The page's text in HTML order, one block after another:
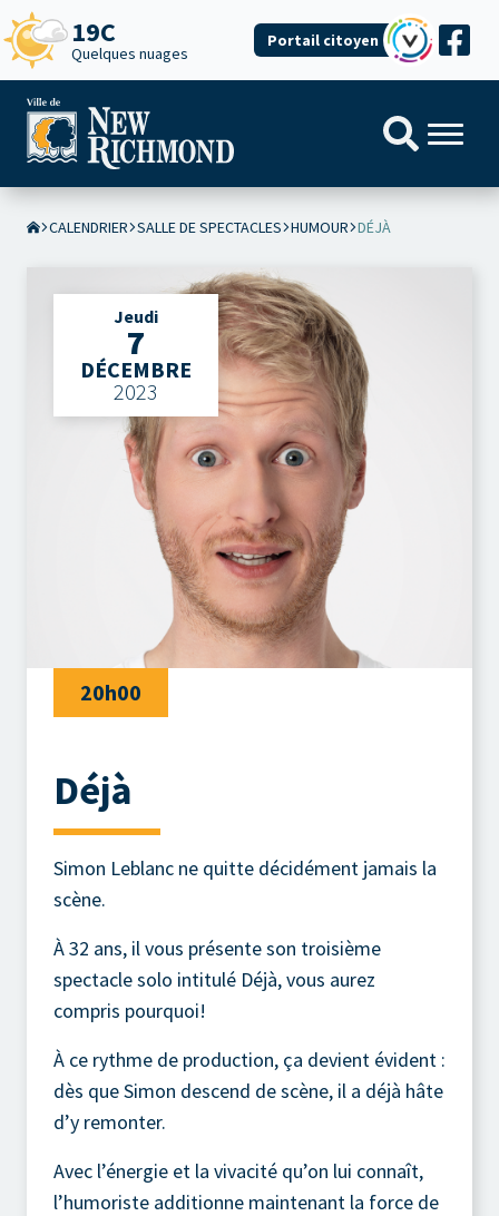
19C
Quelques nuages
Portail citoyen
CALENDRIER SALLE DE SPECTACLES HUMOUR DÉJÀ
Jeudi
7
DÉCEMBRE
2023
20h00
Déjà
Simon Leblanc ne quitte décidément jamais la
scène.
À 32 ans, il vous présente son troisième
spectacle solo intitulé Déjà, vous aurez
compris pourquoi!
À ce rythme de production, ça devient évident :
dès que Simon descend de scène, il a déjà hâte
d’y remonter.
Avec l’énergie et la vivacité qu’on lui connaît,
l’humoriste additionne maintenant la force de